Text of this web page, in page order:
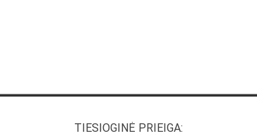
TIESIOGINĖ PRIEIGA: